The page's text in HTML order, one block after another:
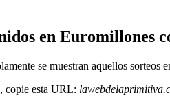
en Euromillones
se muestran aquellos sorteos
copie esta URL: